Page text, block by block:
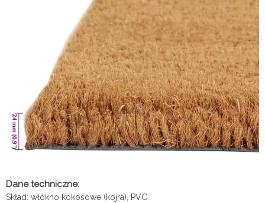
Dane techniczne:
Skład: włókno kokosowe (kojra), PVC